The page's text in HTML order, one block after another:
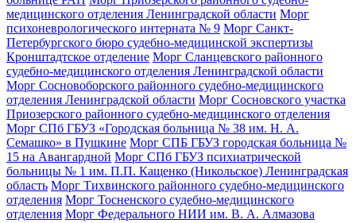
медицинского отделения Ленинградской области Морг
психоневрологического интерната № 9 Морг Санкт-
Петербургского бюро судебно-медицинской экспертизы
Кронштадтское отделение Морг Сланцевского районного
судебно-медицинского отделения Ленинградской области
Морг Сосновоборского районного судебно-медицинского
отделения Ленинградской области Морг Сосновского участка
Приозерского районного судебно-медицинского отделения
Морг СПб ГБУЗ «Городская больница № 38 им. Н. А.
Семашко» в Пушкине Морг СПБ ГБУЗ городская больница №
15 на Авангардной Морг СПб ГБУЗ психиатрической
больницы № 1 им. П.П. Кащенко (Никольское) Ленинградская
область Морг Тихвинского районного судебно-медицинского
отделения Морг Тосненского судебно-медицинского
отделения Морг Федерального НИИ им. В. А. Алмазова